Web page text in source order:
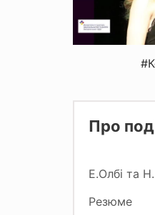
Про
Е.Олбі та
Резюме